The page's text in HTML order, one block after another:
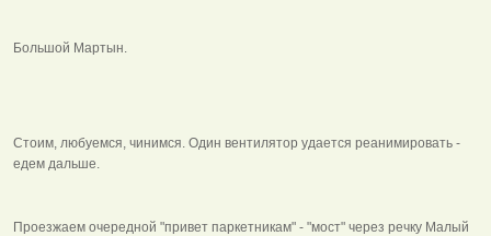
Большой Мартын.
Стоим, любуемся, чинимся. Один вентилятор удается реанимировать -
едем дальше.
Проезжаем очередной "привет паркетникам" - "мост" через речку Малый